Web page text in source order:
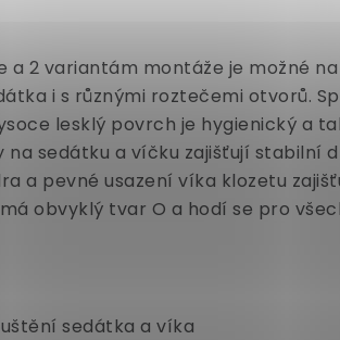
a 2 variantám montáže je možné
i s různými roztečemi otvorů.
lesklý povrch je hygienický a
sedátku a víčku zajišťují stabilní
a pevné usazení víka klozetu
obvyklý tvar O a hodí se pro
sedátka a víka